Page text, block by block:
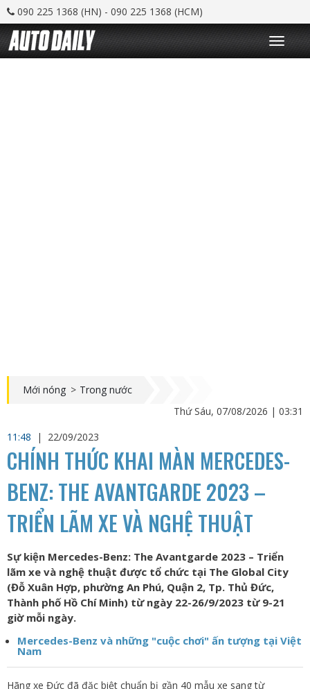
090 225 1368 (HN) - 090 225 1368 (HCM)
T
o
g
Mới nóng > Trong nước
Thứ Sáu, 07/08/2026 | 03:31
11:48
| 22/09/2023
CHÍNH THỨC KHAI MÀN MERCEDES-
BENZ: THE AVANTGARDE 2023 –
TRIỂN LÃM XE VÀ NGHỆ THUẬT
Sự kiện Mercedes-Benz: The Avantgarde 2023 – Triển
lãm xe và nghệ thuật được tổ chức tại The Global City
(Đỗ Xuân Hợp, phường An Phú, Quận 2, Tp. Thủ Đức,
Thành phố Hồ Chí Minh) từ ngày 22-26/9/2023 từ 9-21
giờ mỗi ngày.
Mercedes-Benz và những "cuộc chơi" ấn tượng tại Việt
Nam
Hãng xe Đức đã đặc biệt chuẩn bị gần 40 mẫu xe sang từ